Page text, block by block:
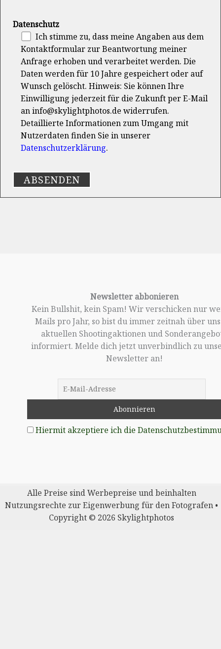
Datenschutz
Ich stimme zu, dass meine Angaben aus dem
Kontaktformular zur Beantwortung meiner
Anfrage erhoben und verarbeitet werden. Die
Daten werden für 10 Jahre gespeichert oder auf
Wunsch gelöscht. Hinweis: Sie können Ihre
Einwilligung jederzeit für die Zukunft per E-Mail
an info@skylightphotos.de widerrufen.
Detaillierte Informationen zum Umgang mit
Nutzerdaten finden Sie in unserer
Datenschutzerklärung.
Newsletter abbonieren
Kein Bullshit, kein Spam! Wir verschicken nur
Mails pro Jahr, so bist du immer zeitnah über
aktuellen Shootingaktionen und
informiert. Melde dich jetzt unverbindlich zu
Newsletter an!
Hiermit akzeptiere ich die
Alle Preise sind Werbepreise und beinhalten
Nutzungsrechte zur Eigenwerbung für den Fotografen •
Copyright © 2026 Skylightphotos